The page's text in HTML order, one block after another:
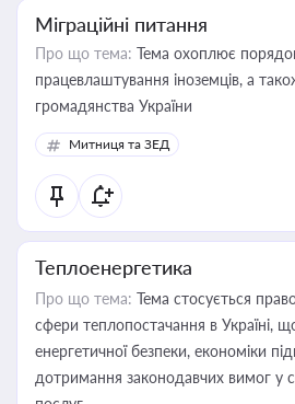
Міграційні питання
Про що тема: Тема охоплює
працевлаштування іноземців, а
громадянства України
Митниця та ЗЕД
Теплоенергетика
Про що тема: Тема стосується
сфери теплопостачання в Україні,
енергетичної безпеки, економіки
дотримання законодавчих вимог у